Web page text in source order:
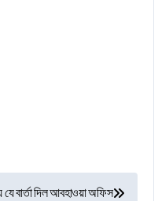
যে বার্তা দিল আবহাওয়া অফিস